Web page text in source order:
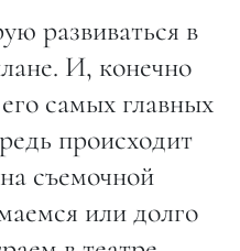
развиваться в
И, конечно
самых главных
происходит
съемочной
или долго